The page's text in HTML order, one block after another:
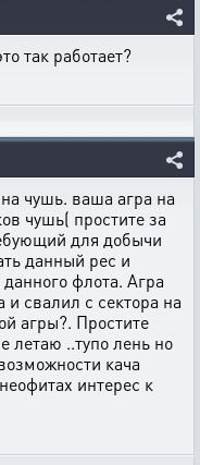
так работает?
чушь. ваша агра на
чушь( простите за
для добычи
данный рес и
флота. Агра
свалил с сектора на
агры?. Простите
летаю ..тупо лень но
кача
интерес к